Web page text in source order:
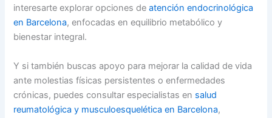
interesarte explorar opciones deatención endocrinológica
en Barcelona, enfocadas en equilibrio metabólico y
bienestar integral.
Y si también buscas apoyo para mejorar la calidad de vida
ante molestias físicas persistentes o enfermedades
crónicas, puedes consultar especialistas en salud
reumatológica y musculoesquelética en Barcelona,